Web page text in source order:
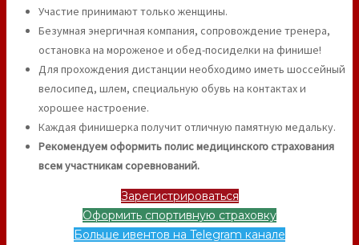
Участие принимают только женщины.
Безумная энергичная компания, сопровождение тренера,
остановка на мороженое и обед-посиделки на финише!
Для прохождения дистанции необходимо иметь шоссейный
велосипед, шлем, специальную обувь на контактах и
хорошее настроение.
Каждая финишерка получит отличную памятную медальку.
Рекомендуем оформить полис медицинского страхования
всем участникам соревнований.
Зарегистрироваться
Оформить спортивную страховку
Больше ивентов на Telegram канале